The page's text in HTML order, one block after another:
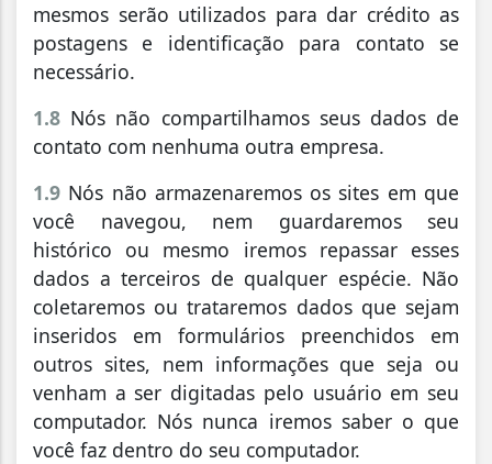
mesmos serão utilizados para dar crédito as
postagens e identificação para contato se
necessário.
1.8 Nós não compartilhamos seus dados de
contato com nenhuma outra empresa.
1.9 Nós não armazenaremos os sites em que
você navegou, nem guardaremos seu
histórico ou mesmo iremos repassar esses
dados a terceiros de qualquer espécie. Não
coletaremos ou trataremos dados que sejam
inseridos em formulários preenchidos em
outros sites, nem informações que seja ou
venham a ser digitadas pelo usuário em seu
computador. Nós nunca iremos saber o que
você faz dentro do seu computador.